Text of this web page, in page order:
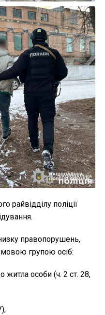
райвідділу поліції
правопорушень,
групою осіб:
житла особи (ч. 2 ст. 28,